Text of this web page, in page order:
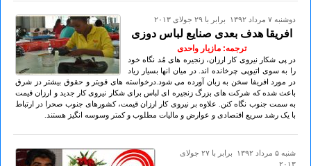
دوشنبه ۷ مرداد ۱۳۹۲ برابر با ۲۹ جولای ۲۰۱۳
افریقا هدف بعدی صنایع لباس دوزی
ترجمه: مازیار واحدی
در پی شکار نیروی کار ارزان، زنجیره های مُد نگاه خود
را به سوی اتیوپی چرخانده اند. در میان انها بسیار زیاد
در مورد افریفا سخن به زبان آورده می شود.درخواسته های قویتر و حقوق بیشتر دز شرق
باعث شده که شرکت های بزرگ زنجیره ای لباس برای شکار نیروی کار جدید و ارزان قیمت
به سمت جنوب نگاه کنن. علاوه بر نیروی کار ارزان قیمت، کشورهای جنوب صحرا در ارتباط
با یک رشد سریع اقتصادی و عوارض و مالیات مطلوب و کمتر وسوسه انگیز هستند.
شنبه ۵ مرداد ۱۳۹۲ برابر با ۲۷ جولای